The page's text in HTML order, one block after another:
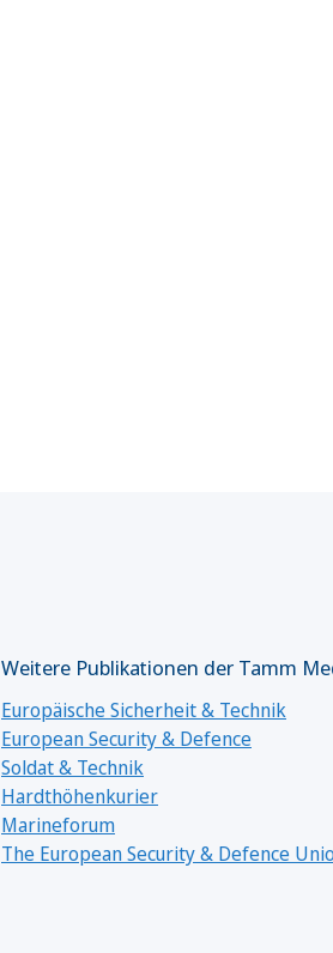
Weitere Publikationen der Tamm
Europäische Sicherheit & Technik
European Security & Defence
Soldat & Technik
Hardthöhenkurier
Marineforum
The European Security & Defence